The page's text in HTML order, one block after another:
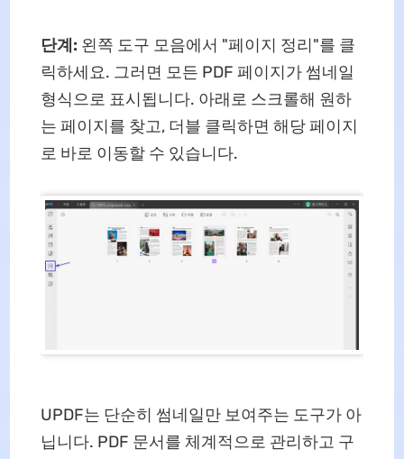
단계: 왼쪽 도구 모음에서 "페이지 정리"를 클
릭하세요. 그러면 모든 PDF 페이지가 썸네일
형식으로 표시됩니다. 아래로 스크롤해 원하
는 페이지를 찾고, 더블 클릭하면 해당 페이지
로 바로 이동할 수 있습니다.
UPDF는 단순히 썸네일만 보여주는 도구가 아
닙니다. PDF 문서를 체계적으로 관리하고 구